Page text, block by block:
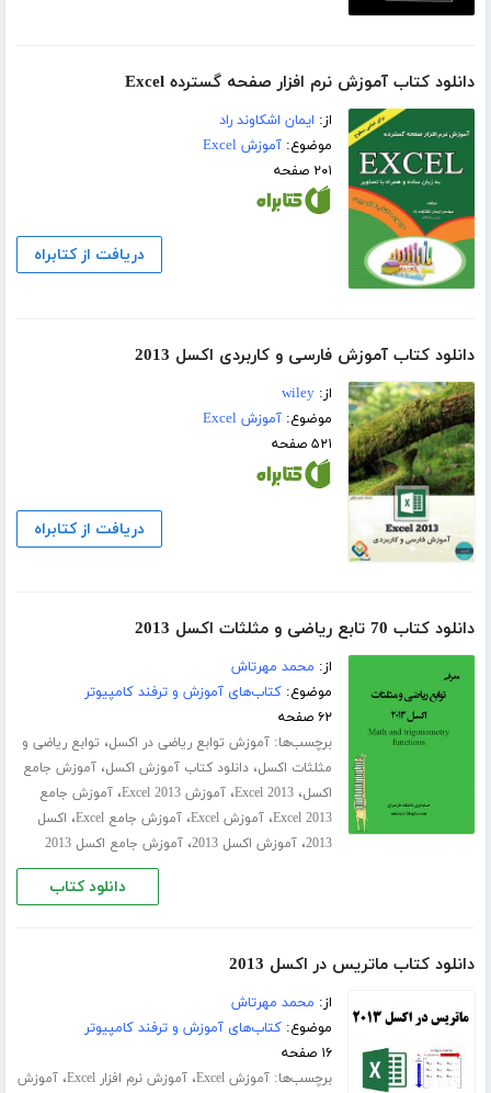
دانلود کتاب آموزش نرم افزار صفحه گسترده Excel
از: ایمان اشکاوند راد
موضوع:آموزش Excel
۲۰۱ صفحه
دریافت از کتابراه
دانلود کتاب آموزش فارسی و کاربردی اکسل 2013
از:wiley
موضوع:آموزش Excel
۵۲۱ صفحه
دریافت از کتابراه
دانلود کتاب 70 تابع ریاضی و مثلثات اکسل 2013
از: محمد مهرتاش
موضوع:کتاب‌های آموزش و ترفند کامپیوتر
۶۲ صفحه
برچسب‌ها:آموزش توابع ریاضی در اکسل، توابع ریاضی و
مثلثات اکسل،دانلود کتاب آموزش اکسل،آموزش جامع
اکسل،Excel 2013،آموزش Excel 2013 ،آموزش جامع
Excel 2013،آموزش Excel ،آموزش جامع Excel ، اکسل
2013،آموزش اکسل 2013 ،آموزش جامع اکسل 2013
دانلود کتاب
دانلود کتاب ماتریس در اکسل 2013
از: محمد مهرتاش
موضوع:کتاب‌های آموزش و ترفند کامپیوتر
۱۶ صفحه
برچسب‌ها:آموزش Excel ،آموزش نرم افزار Excel ،آموزش